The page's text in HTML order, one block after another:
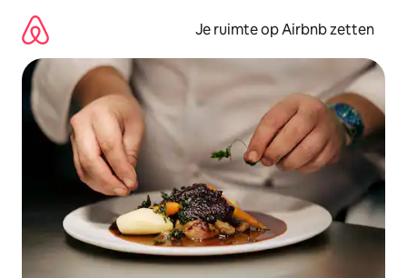
direct
naar
inhoud
Je ruimte op Airbnb zetten